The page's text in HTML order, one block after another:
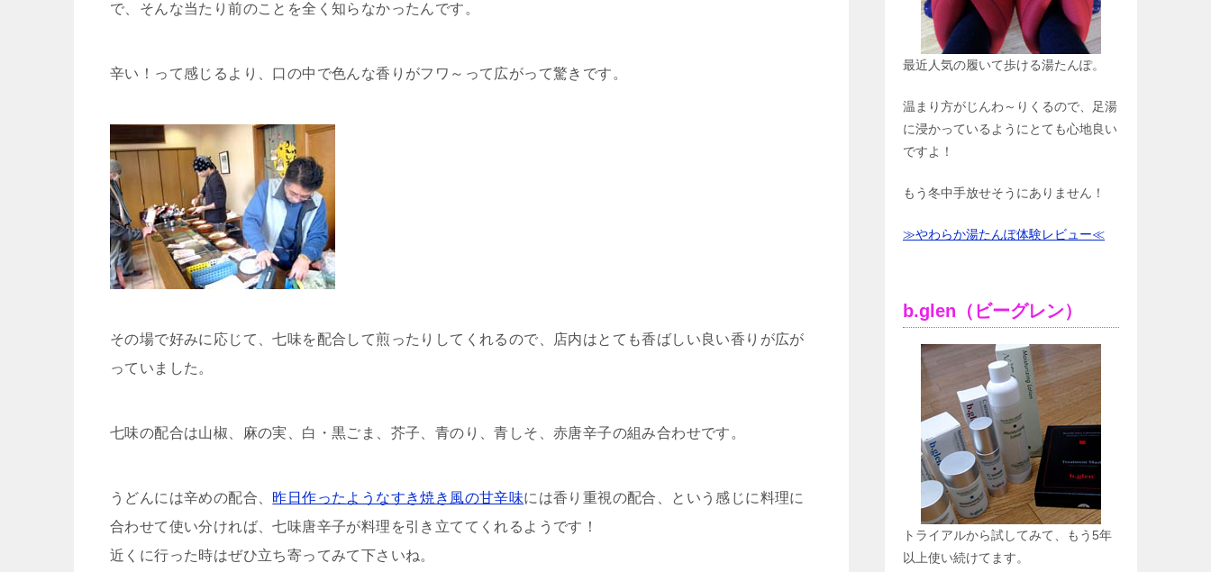
で、そんな当たり前のことを全く知らなかったんです。
辛い！って感じるより、口の中で色んな香りがフワ～って広がって驚きです。
その場で好みに応じて、七味を配合して煎ったりしてくれるので、店内はとても香ばしい良い香りが広が
っていました。
七味の配合は山椒、麻の実、白・黒ごま、芥子、青のり、青しそ、赤唐辛子の組み合わせです。
うどんには辛めの配合、 昨日作ったようなすき焼き風の甘辛味には香り重視の配合、という感じに料理に
合わせて使い分ければ、七味唐辛子が料理を引き立ててくれるようです！
近くに行った時はぜひ立ち寄ってみて下さいね。
最近人気の履いて歩ける湯たんぽ。
温まり方がじんわ～りくるので、足湯
に浸かっているようにとても心地良い
ですよ！
もう冬中手放せそうにありません！
≫やわらか湯たんぽ体験レビュー≪
b.glen（ビーグレン）
トライアルから試してみて、もう5年
以上使い続けてます。